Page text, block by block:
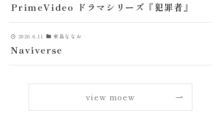
PrimeVideo ドラマシリーズ『犯罪者』
2026.6.11 来島ななお
Naviverse
view moew